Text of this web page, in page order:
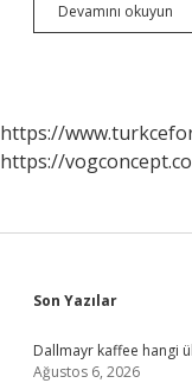
Devamını okuyun
https://
https://
Sidebar
Son Yazılar
Dallmayr kaffee hangi
Ağustos 6, 2026